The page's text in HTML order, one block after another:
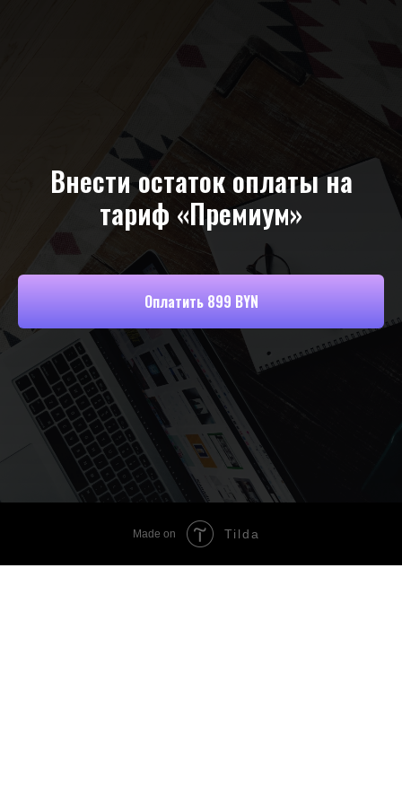
Внести остаток оплаты на
тариф «Премиум»
Оплатить 899 BYN
Made on Tilda